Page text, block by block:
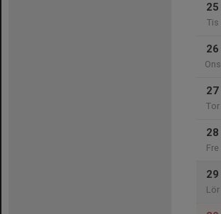
25
Tis
26
Ons
27
Tor
28
Fre
29
Lör